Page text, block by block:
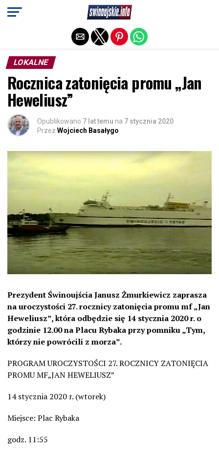
LOKALNE
Rocznica zatonięcia promu „Jan
Heweliusz”
Opublikowano 7 lat temu na 7 stycznia 2020
Przez Wojciech Basałygo
Prezydent Świnoujścia Janusz Żmurkiewicz zaprasza
na uroczystości 27. rocznicy zatonięcia promu mf „Jan
Heweliusz”, która odbędzie się 14 stycznia 2020 r. o
godzinie 12.00 na Placu Rybaka przy pomniku „Tym,
którzy nie powrócili z morza”.
PROGRAM UROCZYSTOŚCI 27. ROCZNICY ZATONIĘCIA
PROMU MF„JAN HEWELIUSZ”
14 stycznia 2020 r. (wtorek)
Miejsce: Plac Rybaka
godz. 11:55
Exit mobile version